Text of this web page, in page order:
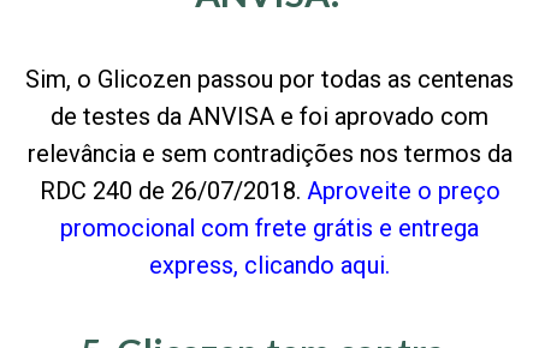
Sim, o Glicozen passou por todas as centenas
de testes da ANVISA e foi aprovado com
relevância e sem contradições nos termos da
RDC 240 de 26/07/2018. Aproveite o preço
promocional com frete grátis e entrega
express, clicando aqui.